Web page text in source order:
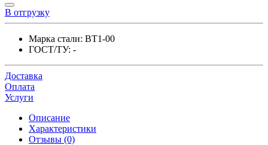
В отгрузку
Марка стали: ВТ1-00
ГОСТ/ТУ: -
Доставка
Оплата
Услуги
Описание
Характеристики
Отзывы (0)